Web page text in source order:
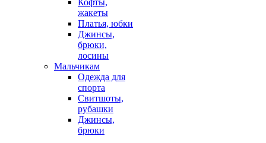
Кофты,
жакеты
Платья, юбки
Джинсы,
брюки,
лосины
Мальчикам
Одежда для
спорта
Свитшоты,
рубашки
Джинсы,
брюки